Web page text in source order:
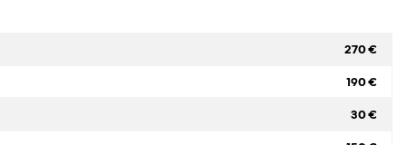
270 €
190 €
30 €